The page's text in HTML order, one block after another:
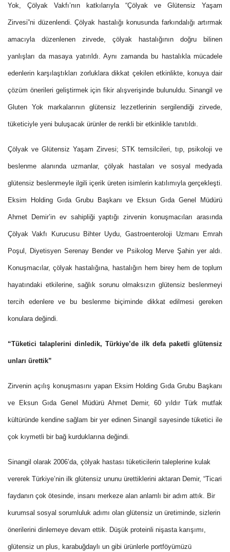
Yok, Çölyak Vakfı’nın katkılarıyla “Çölyak ve Glütensiz Yaşam
Zirvesi”ni düzenlendi. Çölyak hastalığı konusunda farkındalığı artırmak
amacıyla düzenlenen zirvede, çölyak hastalığının doğru bilinen
yanlışları da masaya yatırıldı. Aynı zamanda bu hastalıkla mücadele
edenlerin karşılaştıkları zorluklara dikkat çekilen etkinlikte, konuya dair
çözüm önerileri geliştirmek için fikir alışverişinde bulunuldu. Sinangil ve
Gluten Yok markalarının glütensiz lezzetlerinin sergilendiği zirvede,
tüketiciyle yeni buluşacak ürünler de renkli bir etkinlikle tanıtıldı.
Çölyak ve Glütensiz Yaşam Zirvesi; STK temsilcileri, tıp, psikoloji ve
beslenme alanında uzmanlar, çölyak hastaları ve sosyal medyada
glütensiz beslenmeyle ilgili içerik üreten isimlerin katılımıyla gerçekleşti.
Eksim Holding Gıda Grubu Başkanı ve Eksun Gıda Genel Müdürü
Ahmet Demir’in ev sahipliği yaptığı zirvenin konuşmacıları arasında
Çölyak Vakfı Kurucusu Bihter Uydu, Gastroenteroloji Uzmanı Emrah
Poşul, Diyetisyen Serenay Bender ve Psikolog Merve Şahin yer aldı.
Konuşmacılar, çölyak hastalığına, hastalığın hem birey hem de toplum
hayatındaki etkilerine, sağlık sorunu olmaksızın glütensiz beslenmeyi
tercih edenlere ve bu beslenme biçiminde dikkat edilmesi gereken
konulara değindi.
“Tüketici talaplerini dinledik, Türkiye’de ilk defa paketli glütensiz
unları ürettik”
Zirvenin açılış konuşmasını yapan Eksim Holding Gıda Grubu Başkanı
ve Eksun Gıda Genel Müdürü Ahmet Demir, 60 yıldır Türk mutfak
kültüründe kendine sağlam bir yer edinen Sinangil sayesinde tüketici ile
çok kıymetli bir bağ kurduklarına değindi.
Sinangil olarak 2006’da, çölyak hastası tüketicilerin taleplerine kulak
vererek Türkiye’nin ilk glütensiz ununu ürettiklerini aktaran Demir, “Ticari
faydanın çok ötesinde, insanı merkeze alan anlamlı bir adım attık. Bir
kurumsal sosyal sorumluluk adımı olan glütensiz un üretiminde, sizlerin
önerilerini dinlemeye devam ettik. Düşük proteinli nişasta karışımı,
glütensiz un plus, karabuğdaylı un gibi ürünlerle portföyümüzü